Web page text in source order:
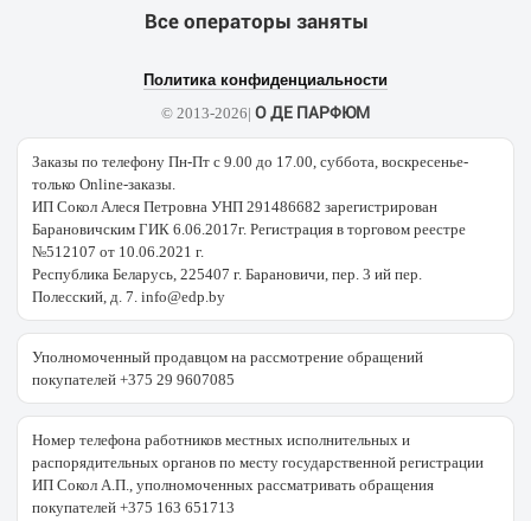
Все операторы заняты
Политика конфиденциальности
© 2013-2026| О ДЕ ПАРФЮМ
Заказы по телефону Пн-Пт с 9.00 до 17.00, суббота, воскресенье-
только Online-заказы.
ИП Сокол Алеся Петровна УНП 291486682 зарегистрирован
Барановичским ГИК 6.06.2017г. Регистрация в торговом реестре
№512107 от 10.06.2021 г.
Республика Беларусь, 225407 г. Барановичи, пер. 3 ий пер.
Полесский, д. 7. info@edp.by
Уполномоченный продавцом на рассмотрение обращений
покупателей +375 29 9607085
Номер телефона работников местных исполнительных и
распорядительных органов по месту государственной регистрации
ИП Сокол А.П., уполномоченных рассматривать обращения
покупателей +375 163 651713